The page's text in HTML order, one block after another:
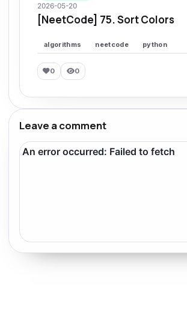
2026-05-20
[NeetCode] 75. Sort Colors
algorithms neetcode python
0 0
Leave a comment